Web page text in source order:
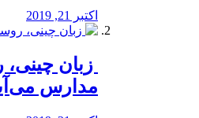
اکتبر 21, 2019
زبان
مدارس